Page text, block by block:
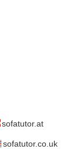
sofatutor.at
sofatutor.co.uk